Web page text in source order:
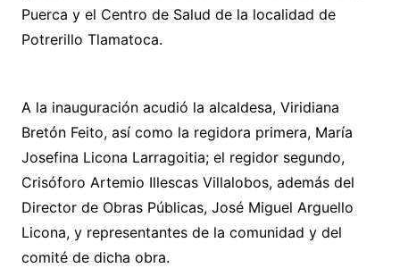
Puerca y el Centro de Salud de la localidad de
Potrerillo Tlamatoca.
A la inauguración acudió la alcaldesa, Viridiana
Bretón Feito, así como la regidora primera, María
Josefina Licona Larragoitia; el regidor segundo,
Crisóforo Artemio Illescas Villalobos, además del
Director de Obras Públicas, José Miguel Arguello
Licona, y representantes de la comunidad y del
comité de dicha obra.